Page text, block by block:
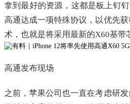
拿到最好的资源，这都是板上钉
高通达成一项特殊协议，以优先
术，也就是将采用最新的X60基带
高通发布现场
之前，苹果公司也一直在考虑研